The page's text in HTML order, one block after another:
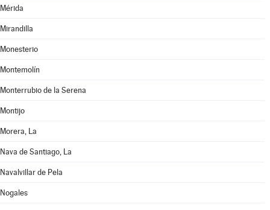
Mérida
Mirandilla
Monesterio
Montemolín
Monterrubio de la Serena
Montijo
Morera, La
Nava de Santiago, La
Navalvillar de Pela
Nogales